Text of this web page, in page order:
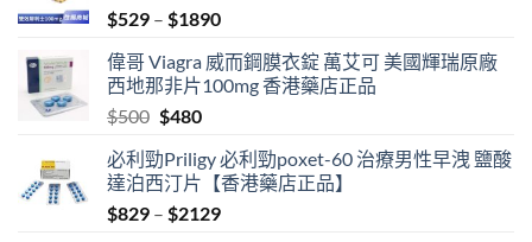
$529 – $1890Price
$529
through
偉哥 Viagra 威而鋼膜衣錠 萬艾可 美國輝瑞原廠
西地那非片100mg 香港藥店正品
$500 Original
was:
$500.
$480Current
is:
$480.
必利勁Priligy 必利勁poxet-60 治療男性早洩 鹽酸
達泊西汀片【香港藥店正品】
$829 – $2129Price